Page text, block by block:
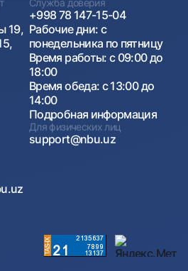
19,
Служба доверия
+998 78 147-15-04
Рабочие дни: с
понедельника по пятницу
Время работы: с 09:00 до
18:00
Время обеда: с 13:00 до
14:00
Подробная информация
Для физических лиц
support@nbu.uz